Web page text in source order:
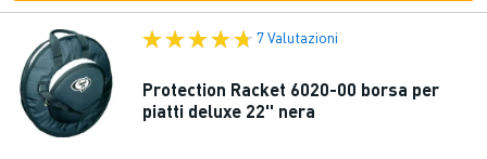
7 Valutazioni
Protection Racket 6020-00 borsa per
piatti deluxe 22'' nera